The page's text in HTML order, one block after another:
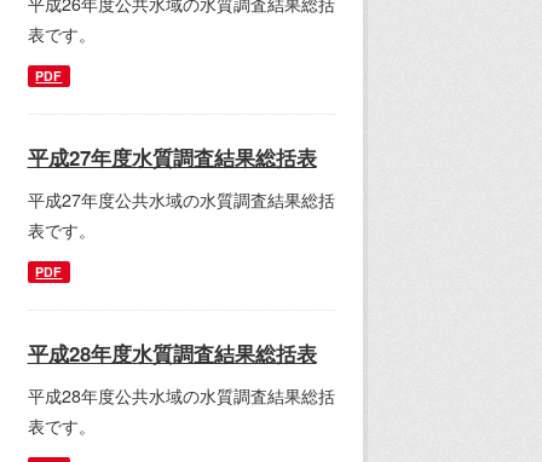
表です。
PDF
平成27年度水質調査結果総括表
平成27年度公共水域の水質調査結果総括
表です。
PDF
平成28年度水質調査結果総括表
平成28年度公共水域の水質調査結果総括
表です。